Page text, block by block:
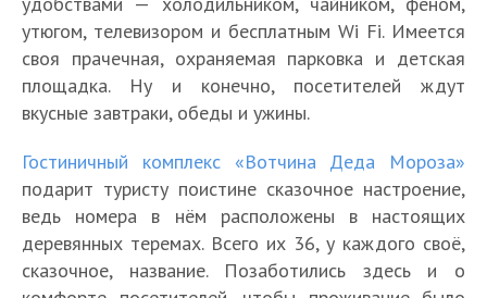
утюгом, телевизором и бесплатным Wi Fi. Имеется
своя прачечная, охраняемая парковка и детская
площадка. Ну и конечно, посетителей ждут
вкусные завтраки, обеды и ужины.
Гостиничный комплекс «Вотчина Деда Мороза»
подарит туристу поистине сказочное настроение,
ведь номера в нём расположены в настоящих
деревянных теремах. Всего их 36, у каждого своё,
сказочное, название. Позаботились здесь и о